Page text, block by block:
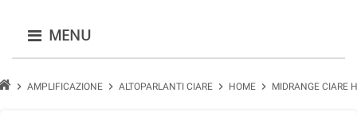
MENU
chevron_right AMPLIFICAZIONE chevron_right ALTOPARLANTI CIARE chevron_right HOME chevron_right MIDRANGE CIARE